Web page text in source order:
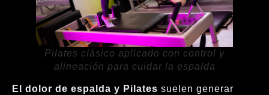
Pilates clásico aplicado con control y
alineación para cuidar la espalda
El dolor de espalda y Pilates suelen generar